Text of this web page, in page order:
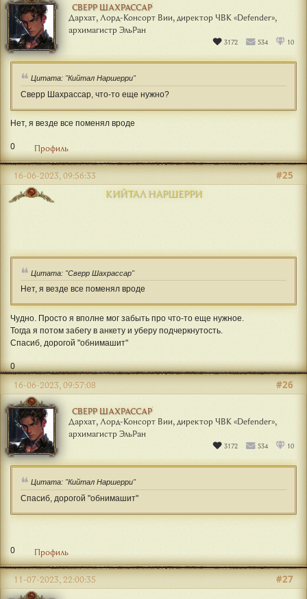
СВЕРР ШАХРАССАР
Дархат, Лорд-Консорт Вии, директор ЧВК «Defender»,
архимагистр ЭльРан
3172 534 10
Цитата: "Кийтал Наршерри"
Сверр Шахрассар, что-то еще нужно?
Нет, я везде все поменял вроде
0 Профиль
КИЙТАЛ НАРШЕРРИ
#25
16-06-2023, 09:56:33
Цитата: "Сверр Шахрассар"
Нет, я везде все поменял вроде
Чудно. Просто я вполне мог забыть про что-то еще нужное.
Тогда я потом забегу в анкету и уберу подчеркнутость.
Спасиб, дорогой "обнимашит"
0
СВЕРР ШАХРАССАР
Дархат, Лорд-Консорт Вии, директор ЧВК «Defender»,
архимагистр ЭльРан
3172 534 10
#26
16-06-2023, 09:57:08
Цитата: "Кийтал Наршерри"
Спасиб, дорогой "обнимашит"
0 Профиль
#27
11-07-2023, 22:00:35